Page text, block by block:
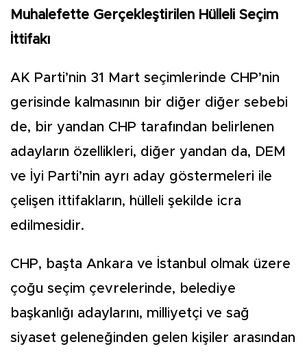
Muhalefette Gerçekleştirilen Hülleli Seçim
İttifakı
AK Parti’nin 31 Mart seçimlerinde CHP’nin
gerisinde kalmasının bir diğer diğer sebebi
de, bir yandan CHP tarafından belirlenen
adayların özellikleri, diğer yandan da, DEM
ve İyi Parti’nin ayrı aday göstermeleri ile
çelişen ittifakların, hülleli şekilde icra
edilmesidir.
CHP, başta Ankara ve İstanbul olmak üzere
çoğu seçim çevrelerinde, belediye
başkanlığı adaylarını, milliyetçi ve sağ
siyaset geleneğinden gelen kişiler arasından